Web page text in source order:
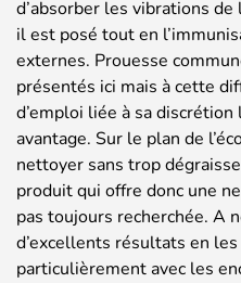
d’absorber les vibrations
il est posé tout en
externes. Prouesse
présentés ici mais à cette
d’emploi liée à sa
avantage. Sur le plan de
nettoyer sans trop
produit qui offre donc une
pas toujours recherchée. A
d’excellents résultats en
particulièrement avec les